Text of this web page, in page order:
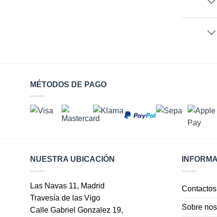
MÉTODOS DE PAGO
NUESTRA UBICACIÓN
Las Navas 11, Madrid
Travesía de las Vigo
Calle Gabriel Gonzalez 19,
Contactos
Sobre